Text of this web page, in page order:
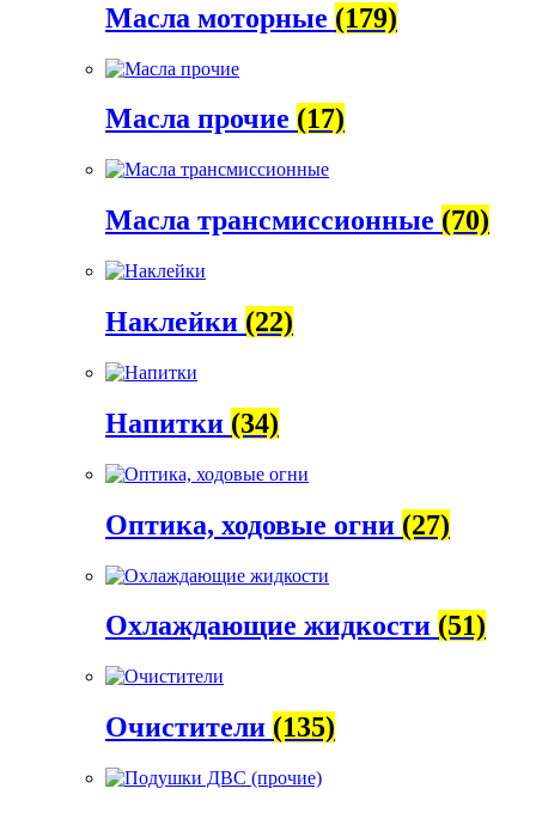
Масла моторные (179)
Масла прочие (17)
Масла трансмиссионные (70)
Наклейки (22)
Напитки (34)
Оптика, ходовые огни (27)
Охлаждающие жидкости (51)
Очистители (135)